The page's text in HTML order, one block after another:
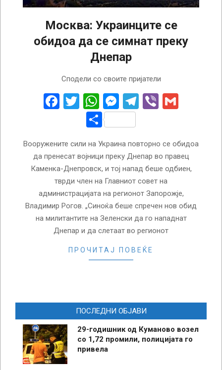
Москва: Украинците се
обидоа да се симнат преку
Днепар
Сподели со своите пријатели
Facebook
Twitter
WhatsApp
Messenger
Telegram
Viber
Share
Вооружените сили на Украина повторно се обидоа
да пренесат војници преку Днепар во правец
Каменка-Днепровск, и тој напад беше одбиен,
тврди член на Главниот совет на
администрацијата на регионот Запорожје,
Владимир Рогов. „Синоќа беше спречен нов обид
на милитантите на Зеленски да го нападнат
Днепар и да слетаат во регионот
ПРОЧИТАЈ ПОВЕЌЕ
ПОСЛЕДНИ ОБЈАВИ
29-годишник од Куманово возел
со 1,72 промили, полицијата го
привела